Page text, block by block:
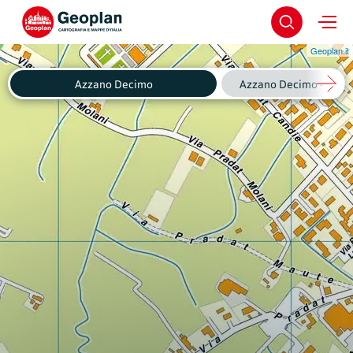
Geoplan.it
Azzano Decimo Azzano Decimo -